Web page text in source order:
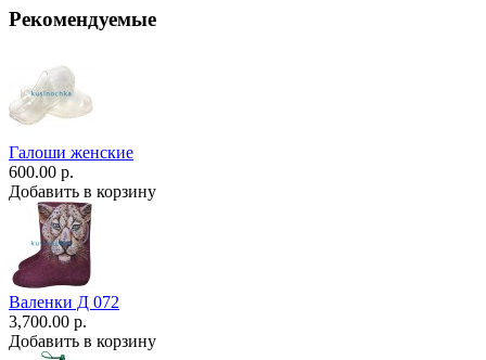
Рекомендуемые
Галоши женские
600.00 р.
Добавить в корзину
Валенки Д 072
3,700.00 р.
Добавить в корзину